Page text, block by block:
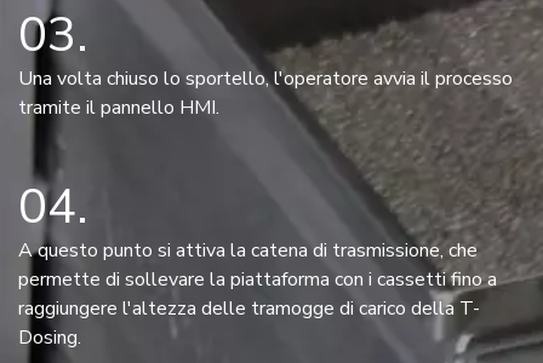
03
Una volta chiuso lo sportello, l'operatore avvia il processo
tramite il pannello HMI.
04
A questo punto si attiva la catena di trasmissione, che
permette di sollevare la piattaforma con i cassetti fino a
raggiungere l'altezza delle tramogge di carico della T-
Dosing.